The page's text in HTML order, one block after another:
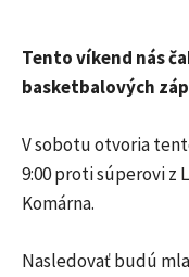
Tento víkend nás
basketbalových
V sobotu otvoria
9:00 proti súperovi z
Komárna.
Nasledovať budú